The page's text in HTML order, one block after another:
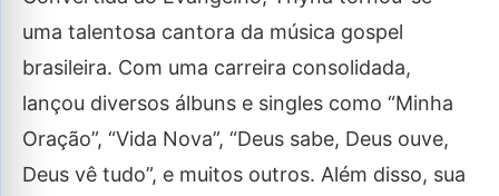
uma talentosa cantora da música gospel
brasileira. Com uma carreira consolidada,
lançou diversos álbuns e singles como “Minha
Oração”, “Vida Nova”, “Deus sabe, Deus ouve,
Deus vê tudo”, e muitos outros. Além disso, sua